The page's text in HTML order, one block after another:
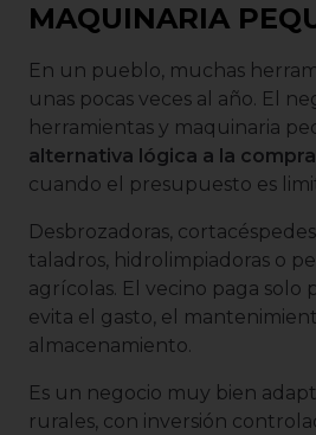
MAQUINARIA
En un pueblo, muchas
unas pocas veces al año. El
herramientas y maquinaria
alternativa lógica a la compra
cuando el presupuesto es
Desbrozadoras,
taladros, hidrolimpiadoras o
agrícolas. El vecino paga
evita el gasto, el
almacenamiento.
Es un negocio muy bien
rurales, con inversión